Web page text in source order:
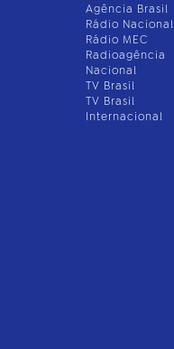
Agência Brasil
Rádio Nacional
Rádio MEC
Radioagência
Nacional
TV Brasil
TV Brasil
Internacional